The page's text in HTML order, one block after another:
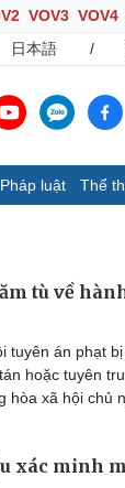
VOV3 VOV4
日本語 /
Pháp luật Thể
đây tù về
tuyên án phạt
hoặc tuyên
xã hội chủ
xác minh